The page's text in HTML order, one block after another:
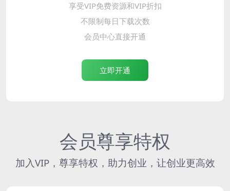
享受VIP免费资源和VIP折扣
不限制每日下载次数
会员中心直接开通
立即开通
会员尊享特权
加入VIP，尊享特权，助力创业，让创业更高效